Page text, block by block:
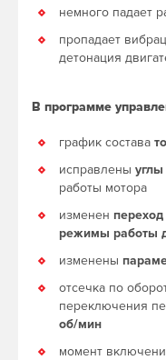
немного падает
пропадает
детонация
В программе
график состава
исправлены
работы мотора
изменен
режимы работы
изменены
отсечка по
переключения
об/мин
момент